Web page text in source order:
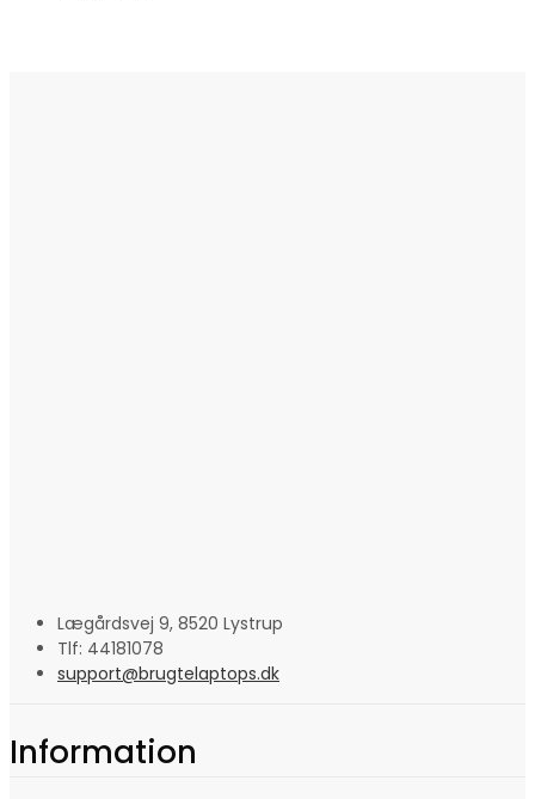
Lægårdsvej 9, 8520 Lystrup
Tlf: 44181078
support@brugtelaptops.dk
Information